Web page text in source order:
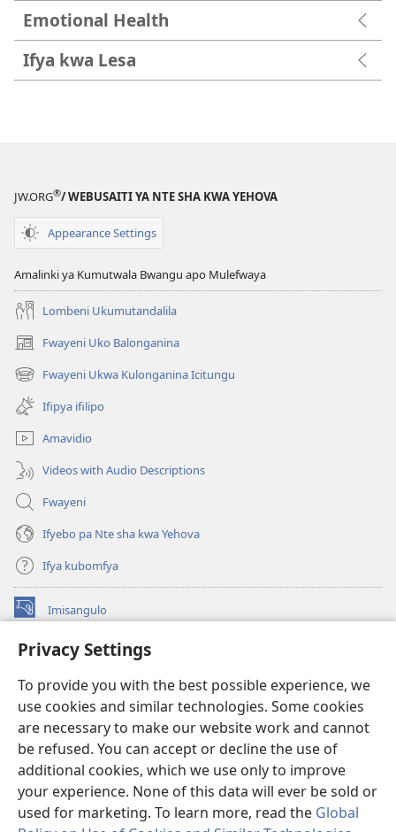
Privacy Settings
To provide you with the best possible experience, we
use cookies and similar technologies. Some cookies
are necessary to make our website work and cannot
be refused. You can accept or decline the use of
additional cookies, which we use only to improve
your experience. None of this data will ever be sold or
used for marketing. To learn more, read the Global
Emotional Health
Ifya kwa Lesa
JW.ORG®/ WEBUSAITI YA NTE SHA KWA YEHOVA
Appearance Settings
Amalinki ya Kumutwala Bwangu apo Mulefwaya
Lombeni Ukumutandalila
Fwayeni Uko Balonganina
(yalaisula
na
imbi)
Fwayeni Ukwa Kulonganina Icitungu
(yalaisula
na
imbi)
Ifipya ifilipo
Amavidio
Videos with Audio Descriptions
Fwayeni
Ifyebo pa Nte sha kwa Yehova
Ifya kubomfya
Imisangulo
(yalaisula
imbi) Watchtower LAIBRARE YA PA INTANETI™
na
imbi)
JW Hub ®
(yalaisula
na
imbi)
App
Watchtower Library